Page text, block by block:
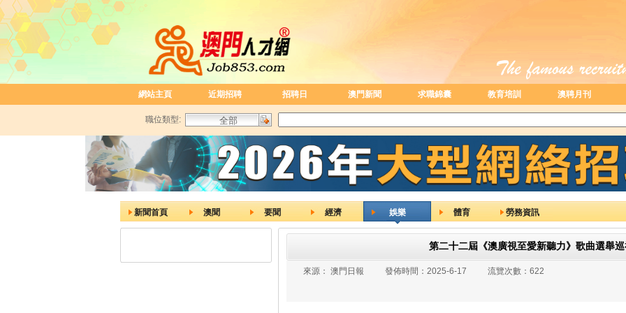
網站主頁 近期招聘 招聘日 澳門新聞 求職錦囊 教育培訓 澳聘月刊
職位類型:
新聞首頁 澳聞 要聞 經濟 娛樂 體育 勞務資訊
第二十二屆《澳廣視至愛新聽力》歌曲選舉
來源： 澳門日報 發佈時間： 2025-6-17 流覽次數： 622